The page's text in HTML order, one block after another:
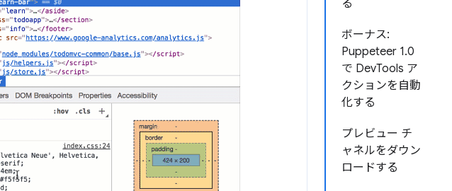
る
ボーナス:
Puppeteer 1.0
で DevTools ア
クションを自動
化する
プレビュー チ
ャネルをダウン
ロードする